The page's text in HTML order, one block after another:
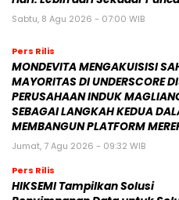
Sabtu, 8 Agu 2026 - 07:00 WIB
Pers Rilis
MONDEVITA MENGAKUISISI
MAYORITAS DI UNDERSCORE
PERUSAHAAN INDUK
SEBAGAI LANGKAH KEDUA
MEMBANGUN PLATFORM
Jumat, 7 Agu 2026 - 09:32 WIB
Pers Rilis
HIKSEMI Tampilkan Solusi